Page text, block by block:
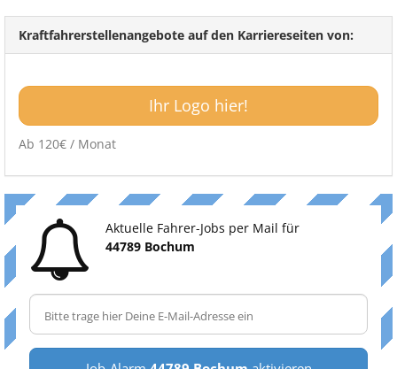
Kraftfahrerstellenangebote auf den Karriereseiten von:
Ihr Logo hier!
Ab 120€ / Monat
Aktuelle Fahrer-Jobs per Mail für
44789 Bochum